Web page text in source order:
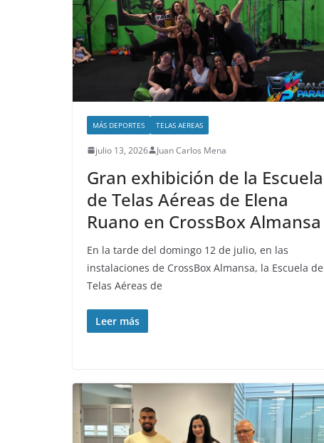
MÁS DEPORTES TELAS AEREAS
julio 13, 2026 Juan Carlos Mena
Gran exhibición de la Escuela
de Telas Aéreas de Elena
Ruano en CrossBox Almansa
En la tarde del domingo 12 de julio, en las
instalaciones de CrossBox Almansa, la Escuela de
Telas Aéreas de
Leer más